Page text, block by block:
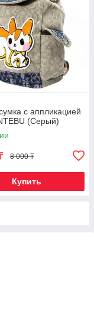
с аппликацией
(Серый)
8 000 ₸
Купить